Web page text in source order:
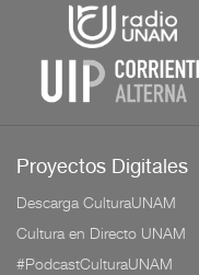
Proyectos Digitales
Descarga CulturaUNAM
Cultura en Directo UNAM
#PodcastCulturaUNAM